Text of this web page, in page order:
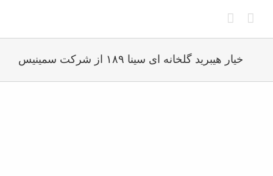
خیار هیبرید گلخانه ای سینا ۱۸۹ از شرکت سمینیس